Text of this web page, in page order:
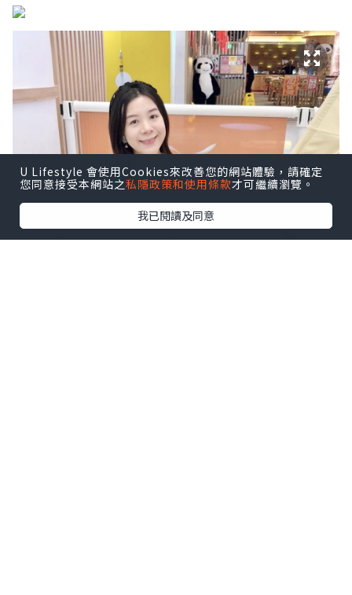
U Lifestyle 會使用Cookies來改善您的網站體驗，請確定
您同意接受本網站之私隱政策和使用條款才可繼續瀏覽。
我已閱讀及同意